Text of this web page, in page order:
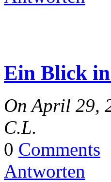
Ein Blick
On April 29,
C.L.
0 Comments
Antworten